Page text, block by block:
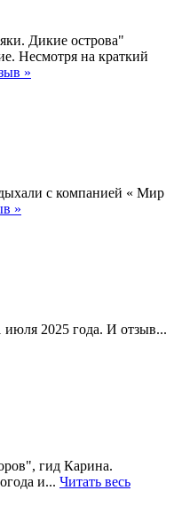
Дикие острова"
Несмотря на краткий
»
с компанией « Мир
»
июля 2025 года. И отзыв...
гид Карина.
и... Читать весь